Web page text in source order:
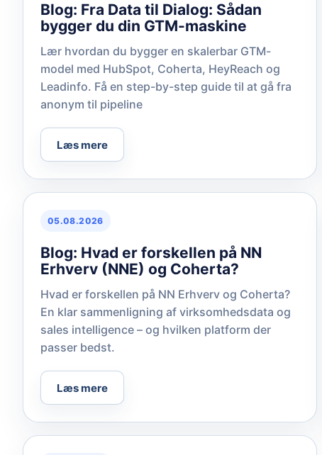
Blog: Fra Data til Dialog: Sådan
bygger du din GTM-maskine
Lær hvordan du bygger en skalerbar GTM-
model med HubSpot, Coherta, HeyReach og
Leadinfo. Få en step-by-step guide til at gå fra
anonym til pipeline
Læs mere
05.08.2026
Blog: Hvad er forskellen på NN
Erhverv (NNE) og Coherta?
Hvad er forskellen på NN Erhverv og Coherta?
En klar sammenligning af virksomhedsdata og
sales intelligence – og hvilken platform der
passer bedst.
Læs mere